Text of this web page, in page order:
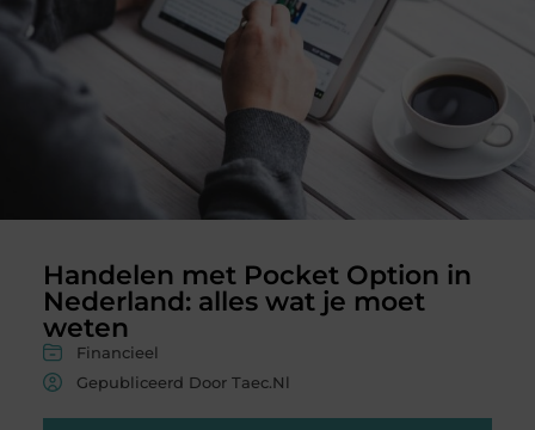
Handelen met Pocket Option in
Nederland: alles wat je moet
weten
Financieel
Gepubliceerd Door Taec.nl